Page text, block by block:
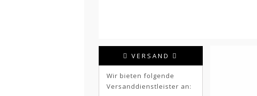
VERSAND
Wir bieten folgende
Versanddienstleister an: